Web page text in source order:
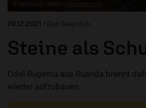
28.12.2021 / Das Gespräch
Steine als
Odel Rugema aus Ruanda brennt
wieder aufzubauen.